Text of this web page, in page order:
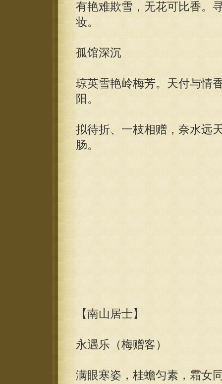
有艳难欺雪，无花可比香。
妆。
孤馆深沉
琼英雪艳岭梅芳。天付与情
阳。
拟待折、一枝相赠，奈水远
肠。
【南山居士】
永遇乐（梅赠客）
满眼寒姿，桂蟾匀素，霜女